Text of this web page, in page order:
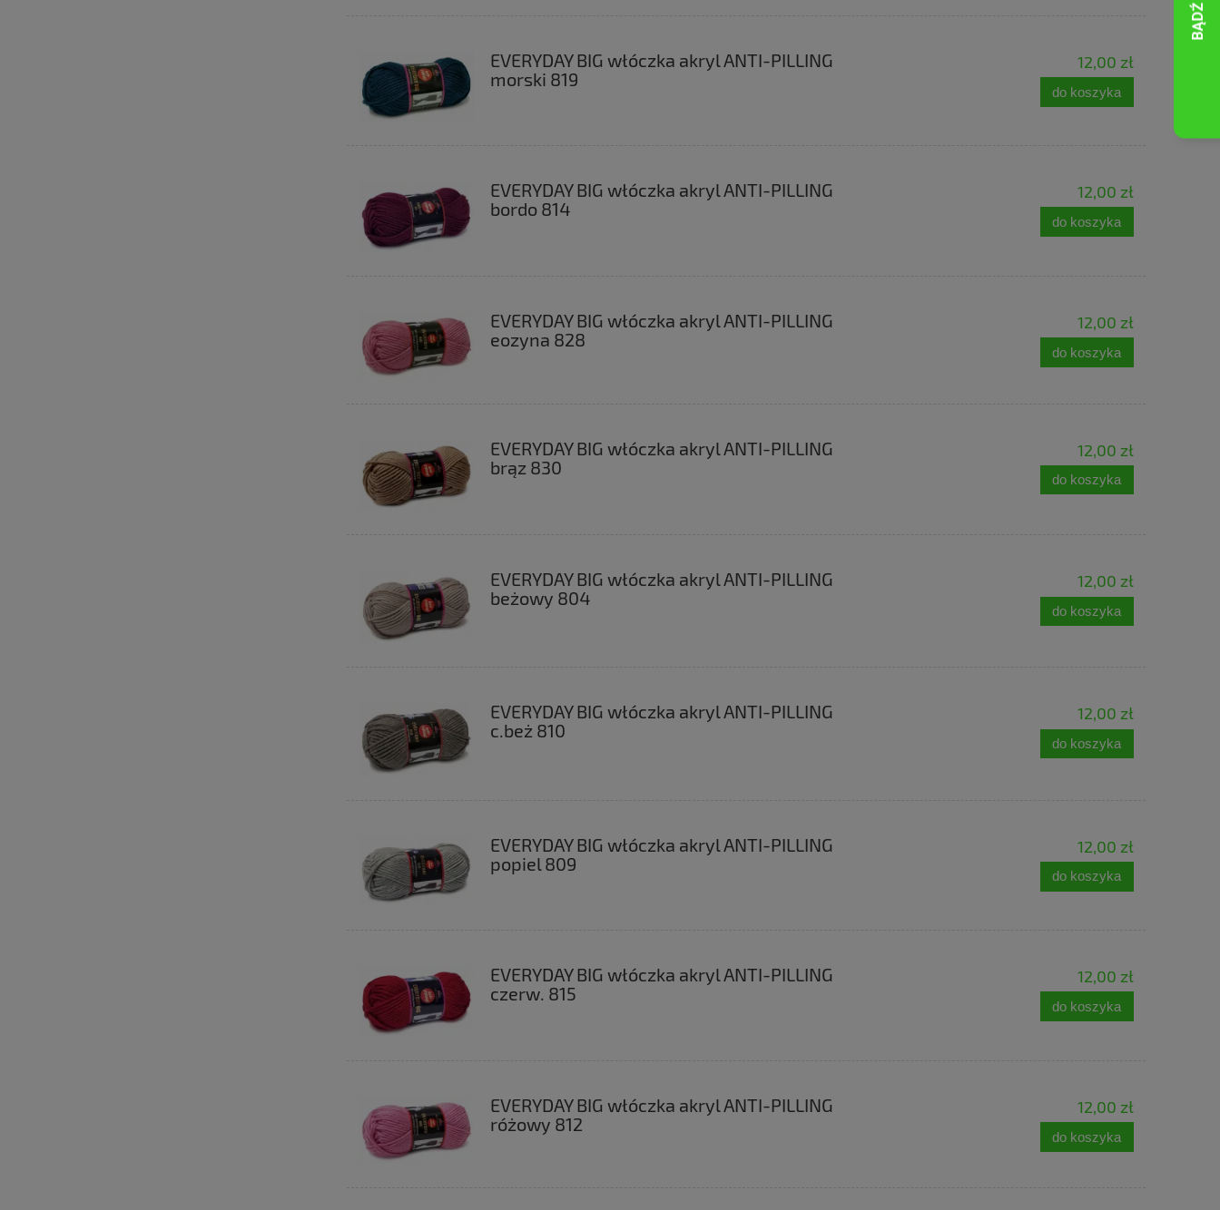
EVERYDAY BIG włóczka akryl ANTI-PILLING
morski 819
12,00 zł
do koszyka
EVERYDAY BIG włóczka akryl ANTI-PILLING
bordo 814
12,00 zł
do koszyka
EVERYDAY BIG włóczka akryl ANTI-PILLING
eozyna 828
12,00 zł
do koszyka
EVERYDAY BIG włóczka akryl ANTI-PILLING
brąz 830
12,00 zł
do koszyka
EVERYDAY BIG włóczka akryl ANTI-PILLING
beżowy 804
12,00 zł
do koszyka
EVERYDAY BIG włóczka akryl ANTI-PILLING
c.beż 810
12,00 zł
do koszyka
EVERYDAY BIG włóczka akryl ANTI-PILLING
popiel 809
12,00 zł
do koszyka
EVERYDAY BIG włóczka akryl ANTI-PILLING
czerw. 815
12,00 zł
do koszyka
EVERYDAY BIG włóczka akryl ANTI-PILLING
różowy 812
12,00 zł
do koszyka